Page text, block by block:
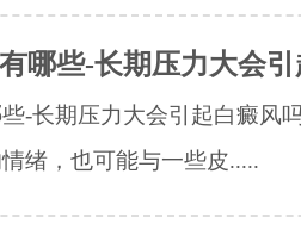
哪些-长期压力大会
-长期压力大会引起白癜风
绪，也可能与一些皮.....